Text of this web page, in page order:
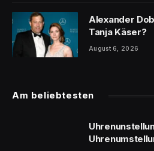
Alexander
Tanja Käser?
August 6, 2026
Am beliebtesten